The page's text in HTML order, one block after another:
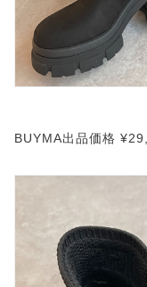
BUYMA出品価格